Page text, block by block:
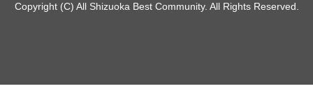
Copyright (C) All Shizuoka Best Community. All Rights Reserved.